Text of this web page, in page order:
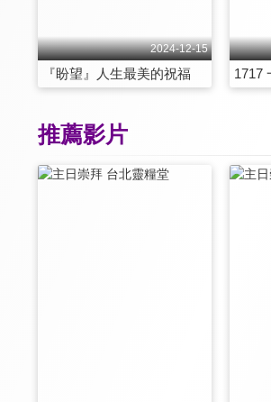
2024-12-15
『盼望』人生最美的祝福 1717
推薦影片